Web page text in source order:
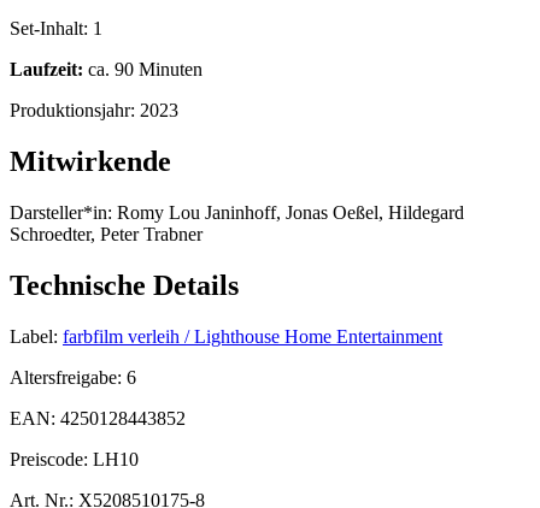
Set-Inhalt: 1
Laufzeit: ca. 90 Minuten
Produktionsjahr: 2023
Mitwirkende
Darsteller*in: Romy Lou Janinhoff, Jonas Oeßel, Hildegard
Schroedter, Peter Trabner
Technische Details
Label: farbfilm verleih / Lighthouse Home Entertainment
Altersfreigabe: 6
EAN: 4250128443852
Preiscode: LH10
Art. Nr.: X5208510175-8